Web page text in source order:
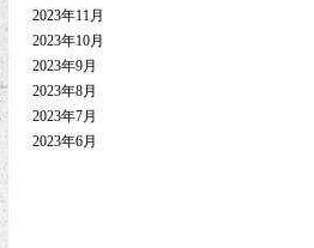
2023年11月
2023年10月
2023年9月
2023年8月
2023年7月
2023年6月